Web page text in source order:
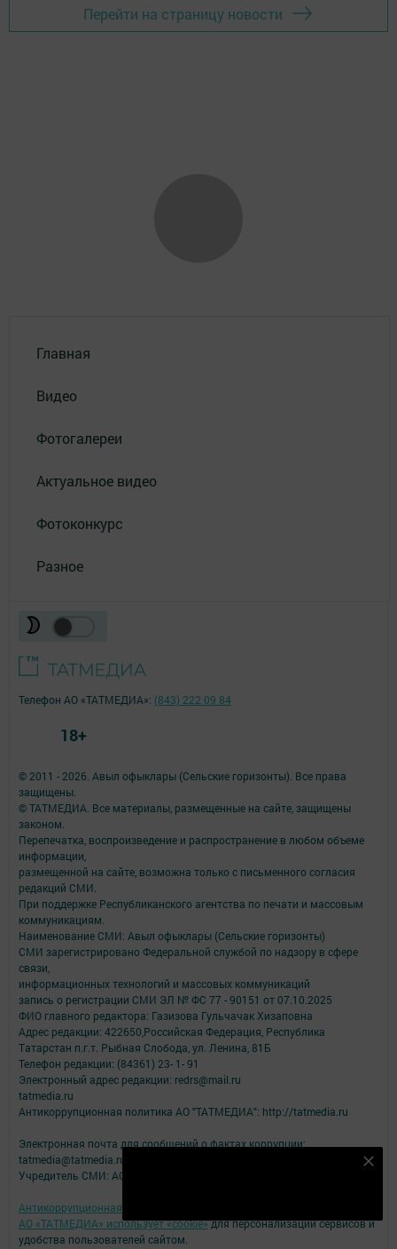
Перейти на страницу новости
Главная
Видео
Фотогалереи
Актуальное видео
Фотоконкурс
Разное
© 2011 - 2026. Авыл офыклары (Сельские горизонты). Все права
защищены.
© ТАТМЕДИА. Все материалы, размещенные на сайте, защищены
законом.
Перепечатка, воспроизведение и распространение в любом объеме
информации,
размещенной на сайте, возможна только с письменного согласия
редакций СМИ.
При поддержке Республиканского агентства по печати и массовым
коммуникациям.
Наименование СМИ: Авыл офыклары (Сельские горизонты)
СМИ зарегистрировано Федеральной службой по надзору в сфере
связи,
информационных технологий и массовых коммуникаций
запись о регистрации СМИ ЭЛ № ФС 77 - 90151 от 07.10.2025
ФИО главного редактора: Газизова Гульчачак Хизаповна
Адрес редакции: 422650,Российская Федерация, Республика
Татарстан п.г.т. Рыбная Слобода, ул. Ленина, 81Б
Телефон редакции: (84361) 23- 1- 91
Электронный адрес редакции: redrs@mail.ru
tatmedia.ru
Антикоррупционная политика АО "ТАТМЕДИА": http://tatmedia.ru
Электронная почта для сообщений о фактах коррупции:
tatmedia@tatmedia.ru
Учредитель СМИ: АО «ТАТМЕДИА»
Антикоррупционная политика
АО «ТАТМЕДИА» использует «cookie»для персонализации сервисов и
удобства пользователей сайтом.
Телефон АО «ТАТМЕДИА»: (843) 222 09 84
18+